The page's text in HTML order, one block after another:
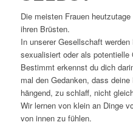
Die meisten Frauen
ihren Brüsten.
In unserer Gesellschaft
sexualisiert oder als potentielle
Bestimmt erkennst du dich
mal den Gedanken, dass
hängend, zu schlaff, nicht
Wir lernen von klein an Dinge
von innen zu fühlen.